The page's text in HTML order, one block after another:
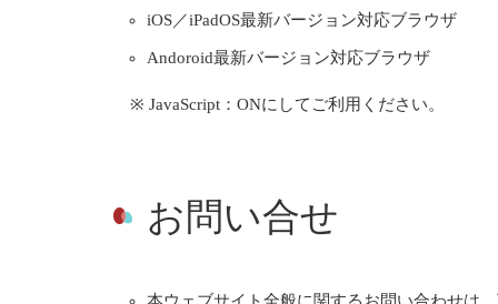
iOS／iPadOS最新バージョン対応ブラウザ
Andoroid最新バージョン対応ブラウザ
※ JavaScript：ONにしてご利用ください。
お問い合せ